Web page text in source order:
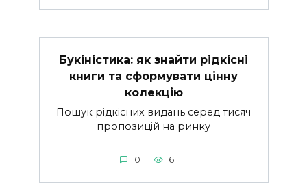
Букіністика: як знайти рідкісні
книги та сформувати цінну
колекцію
Пошук рідкісних видань серед тисяч
пропозицій на ринку
0 6